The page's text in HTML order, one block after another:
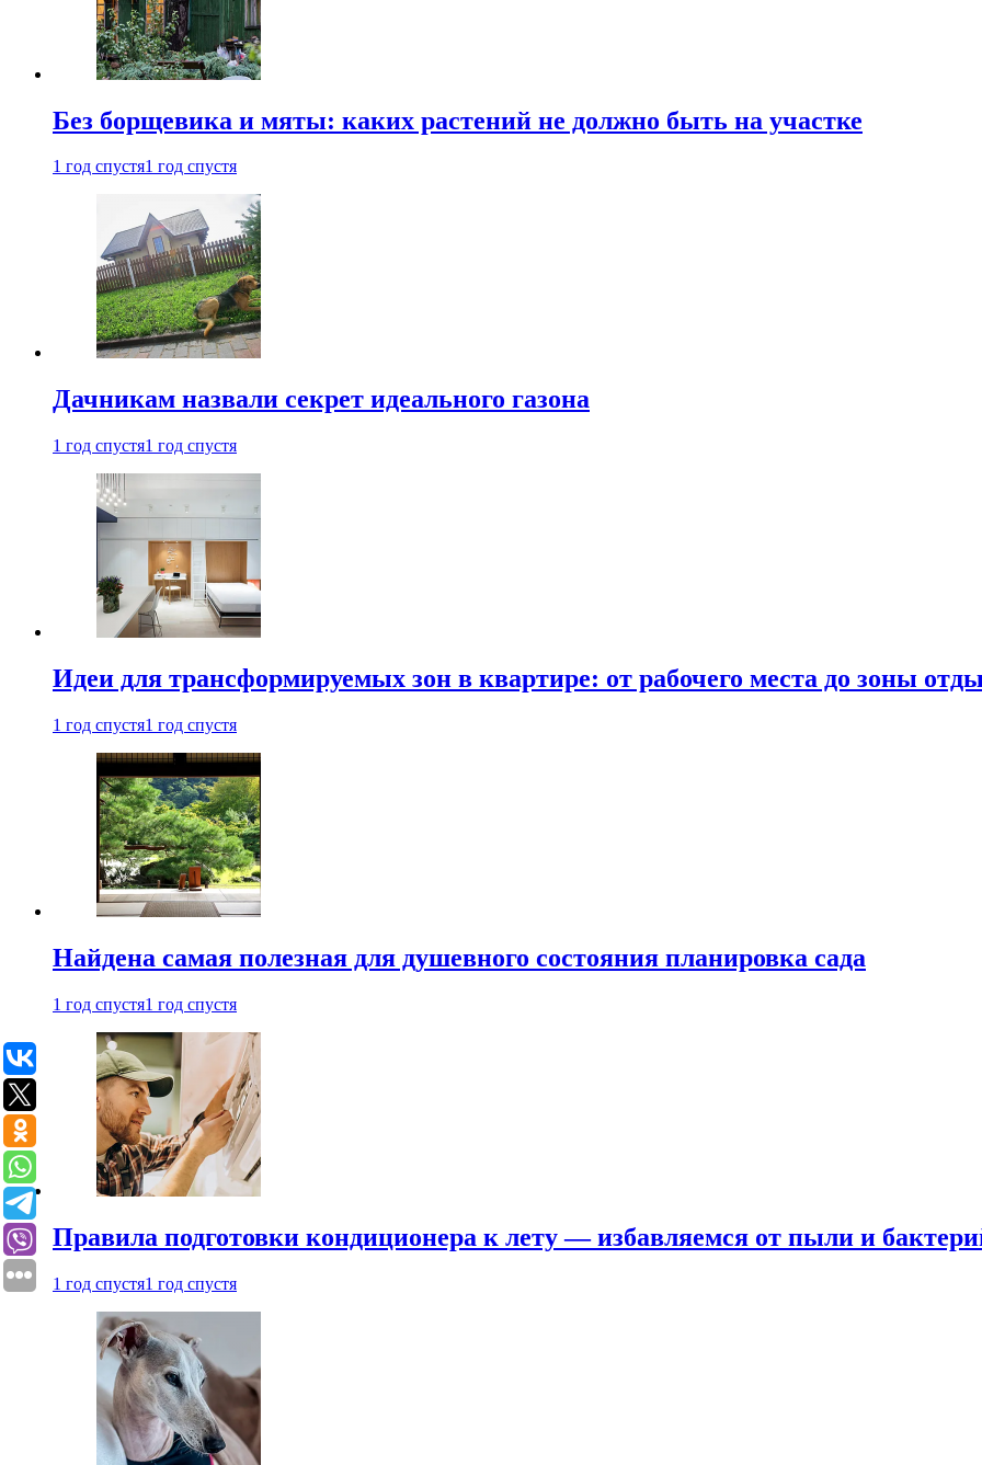
Без борщевика и мяты: каких растений не должно быть на участке
1 год спустя1 год спустя
Дачникам назвали секрет идеального газона
1 год спустя1 год спустя
Идеи для трансформируемых зон в квартире: от рабочего места до зоны
1 год спустя1 год спустя
Найдена самая полезная для душевного состояния планировка сада
1 год спустя1 год спустя
Правила подготовки кондиционера к лету — избавляемся от пыли и
1 год спустя1 год спустя